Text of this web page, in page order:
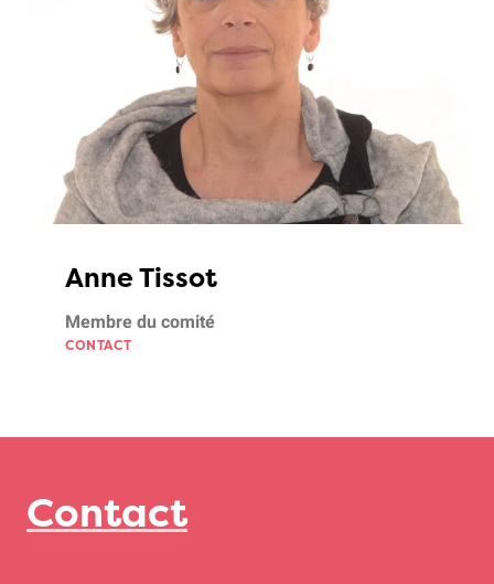
Anne Tissot
Membre du comité
CONTACT
Contact